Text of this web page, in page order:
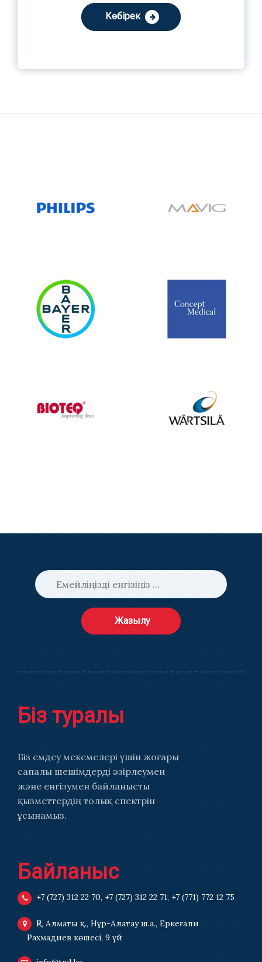
Көбірек
Жазылу
Біз туралы
Біз емдеу мекемелері үшін жоғары
сапалы шешімдерді әзірлеумен
және енгізумен байланысты
қызметтердің толық спектрін
ұсынамыз.
Байланыс
+7 (727) 312 22 70, +7 (727) 312 22 71, +7 (771) 772 12 75
ҚР, Алматы қ., Нұр-Алатау ш.а., Еркеғали
Рахмадиев көшесі, 9 үй